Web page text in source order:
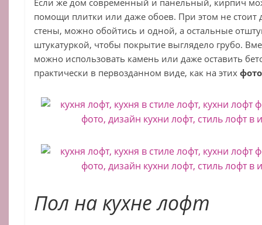
Если же дом современный и панельный, кирпич
помощи плитки или даже обоев. При этом не стоит
стены, можно обойтись и одной, а остальные
штукатуркой, чтобы покрытие выглядело грубо.
можно использовать камень или даже оставить
практически в первозданном виде, как на этих
Пол на кухне лофт